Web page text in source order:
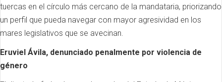
tuercas en el círculo más cercano de la mandataria, priorizando
un perfil que pueda navegar con mayor agresividad en los
mares legislativos que se avecinan.
Eruviel Ávila, denunciado penalmente por violencia de
género